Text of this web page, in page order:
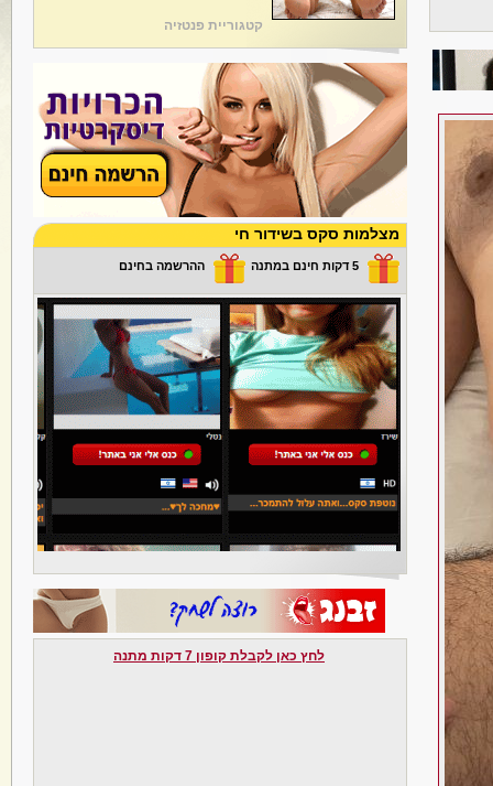
קטגוריית פנטזיה
מצלמות סקס בשידור חי
5 דקות חינם במתנה ההרשמה בחינם
לחץ כאן לקבלת קופון 7 דקות מתנה